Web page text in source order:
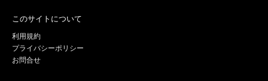
このサイトについて
利用規約
プライバシーポリシー
お問合せ